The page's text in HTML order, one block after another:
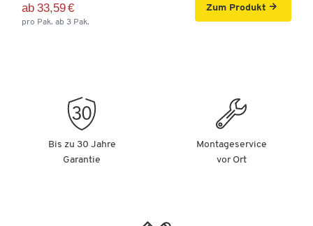
ab 33,59 €
pro Pak. ab 3 Pak.
Zum Produkt
Bis zu 30 Jahre
Garantie
Montageservice
vor Ort